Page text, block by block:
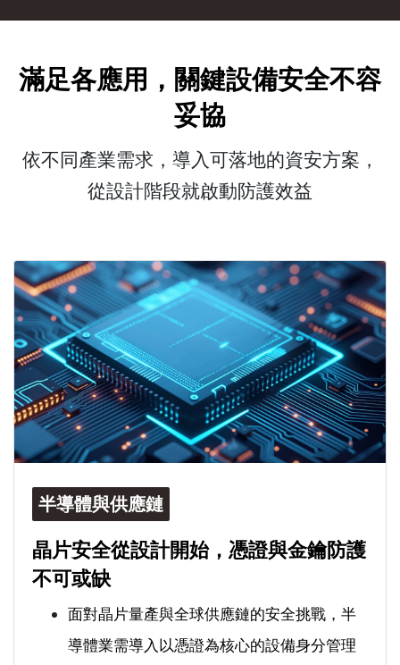
滿足各應用， 關鍵設備安全不容
妥協
依不同產業需求，導入可落地的資安方案，
從設計階段就啟動防護效益
半導體與供應鏈
晶片安全從設計開始，憑證與金鑰防護
不可或缺
面對晶片量產與全球供應鏈的安全挑戰，半
導體業需導入以憑證為核心的設備身分管理